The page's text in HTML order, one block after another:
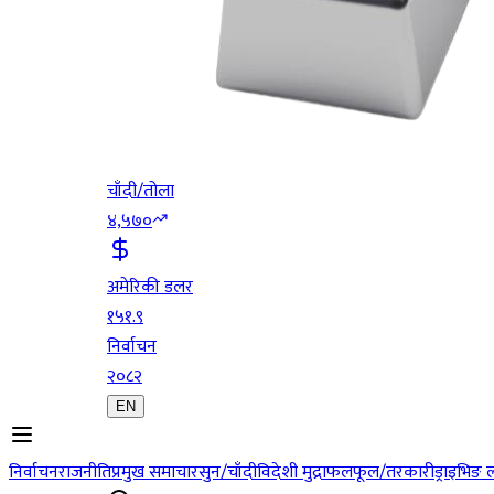
चाँदी/तोला
४,५७०
अमेरिकी डलर
१५१.९
निर्वाचन
२०८२
EN
निर्वाचनराजनीतिप्रमुख समाचारसुन/चाँदीविदेशी मुद्राफलफूल/तरकारी